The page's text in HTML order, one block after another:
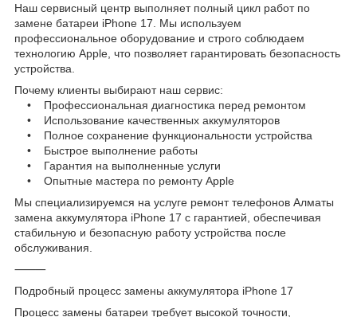
Наш сервисный центр выполняет полный цикл работ по
замене батареи iPhone 17. Мы используем
профессиональное оборудование и строго соблюдаем
технологию Apple, что позволяет гарантировать безопасность
устройства.
Почему клиенты выбирают наш сервис:
• Профессиональная диагностика перед ремонтом
• Использование качественных аккумуляторов
• Полное сохранение функциональности устройства
• Быстрое выполнение работы
• Гарантия на выполненные услуги
• Опытные мастера по ремонту Apple
Мы специализируемся на услуге ремонт телефонов Алматы
замена аккумулятора iPhone 17 с гарантией, обеспечивая
стабильную и безопасную работу устройства после
обслуживания.
⸻
Подробный процесс замены аккумулятора iPhone 17
Процесс замены батареи требует высокой точности,